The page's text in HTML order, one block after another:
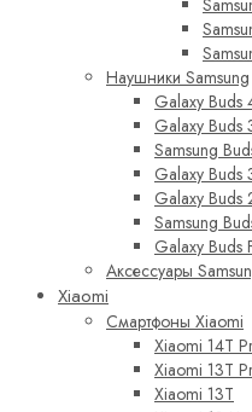
Наушники Samsung
Galaxy Buds
Galaxy Buds
Samsung
Galaxy Buds
Galaxy Buds
Samsung
Galaxy Buds
Аксессуары
Xiaomi
Смартфоны Xiaomi
Xiaomi 14T
Xiaomi 13T
Xiaomi 13T